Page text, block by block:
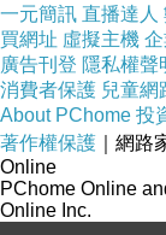
繡
一元簡訊 直播達人
買網址 虛擬主機
廣告刊登 隱私權聲
消費者保護 兒童網
About PChome 投
著作權保護 ｜網
Online
PChome Online
Online Inc.